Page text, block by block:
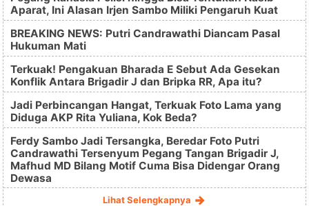
Aparat, Ini Alasan Irjen Sambo Miliki Pengaruh Kuat
BREAKING NEWS: Putri Candrawathi Diancam Pasal
Hukuman Mati
Terkuak! Pengakuan Bharada E Sebut Ada Gesekan
Konflik Antara Brigadir J dan Bripka RR, Apa itu?
Jadi Perbincangan Hangat, Terkuak Foto Lama yang
Diduga AKP Rita Yuliana, Kok Beda?
Ferdy Sambo Jadi Tersangka, Beredar Foto Putri
Candrawathi Tersenyum Pegang Tangan Brigadir J,
Mafhud MD Bilang Motif Cuma Bisa Didengar Orang
Dewasa
Lihat Selengkapnya